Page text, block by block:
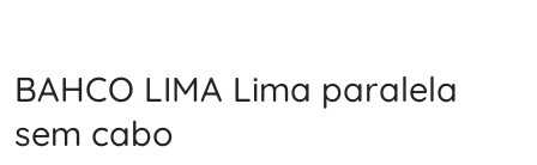
BAHCO LIMA Lima paralela
sem cabo